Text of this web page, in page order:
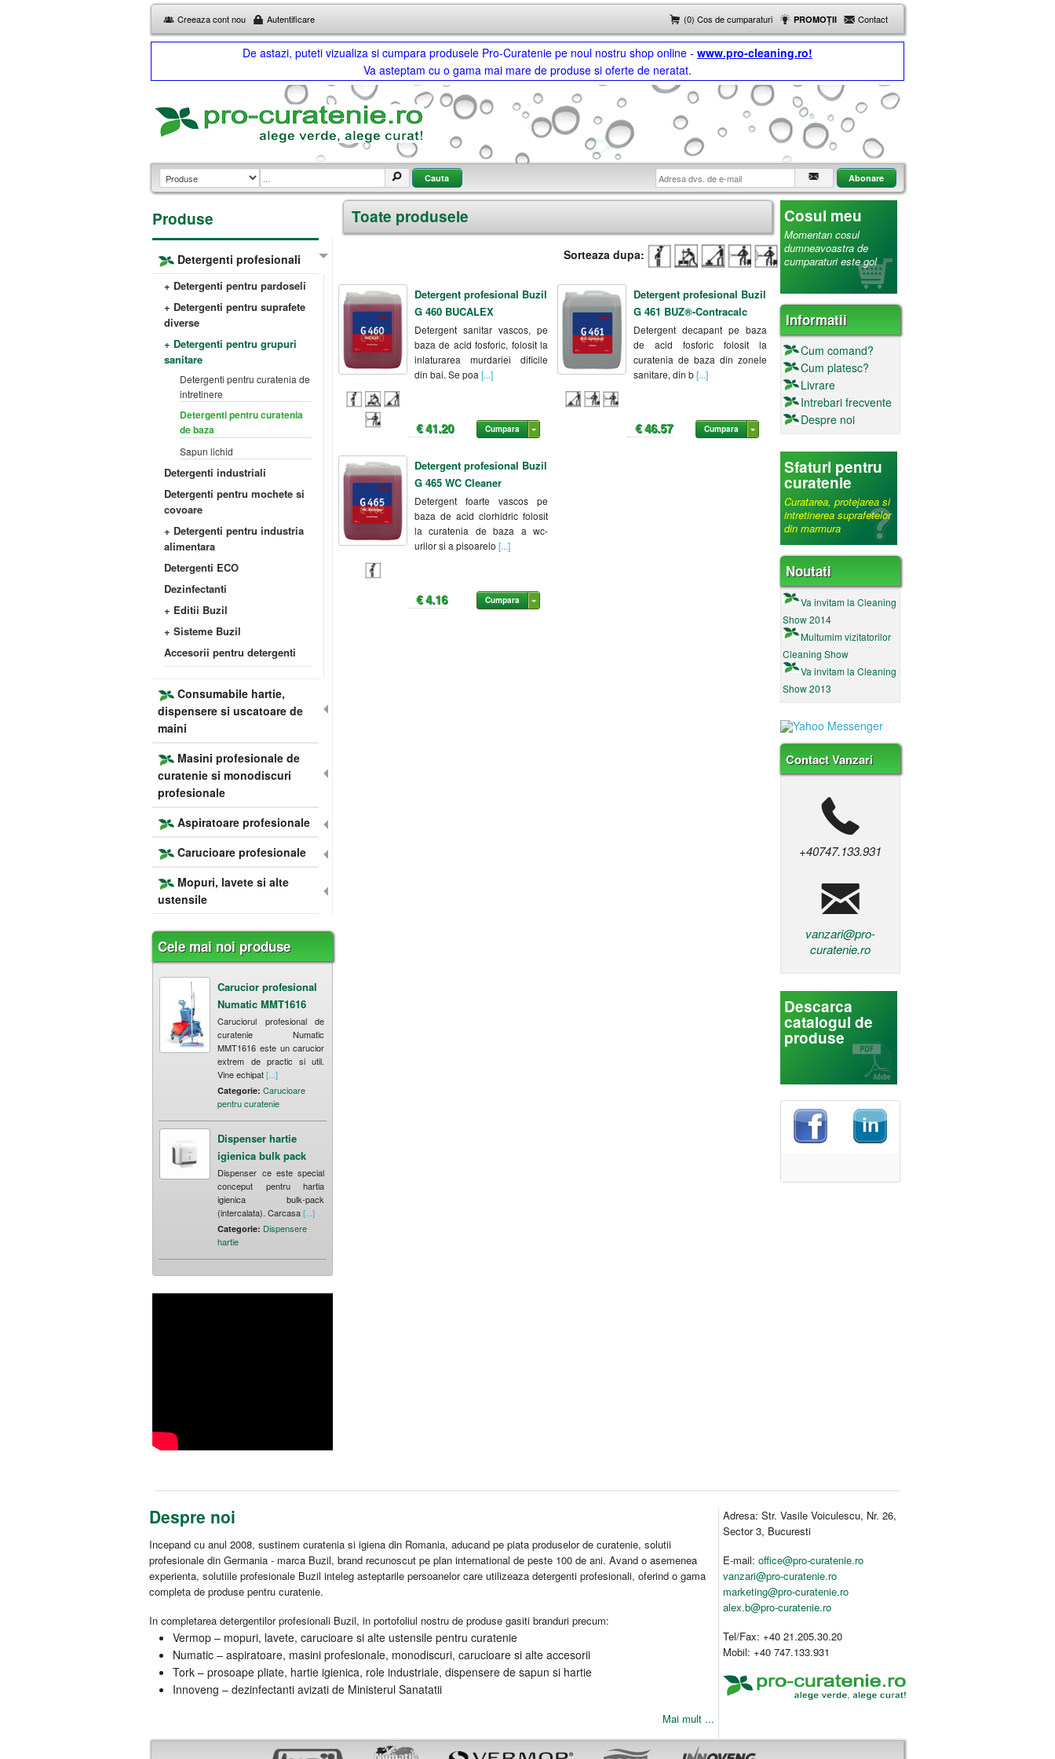
Creeaza cont nou Autentificare (0) Cos de cumparaturi PROMOȚII Contact
De astazi, puteti vizualiza si cumpara produsele Pro-Curatenie pe noul nostru shop online - www.pro-cleaning.ro!
Va asteptam cu o gama mai mare de produse si oferte de neratat.
Toate produsele
Sorteaza dupa:
Detergent profesional Buzil
G 460 BUCALEX
Detergent sanitar vascos, pe
baza de acid fosforic, folosit la
inlaturarea murdariei dificile
din bai. Se poa [...]
€ 41.20 Cumpara
Detergent profesional Buzil
G 461 BUZ®-Contracalc
Detergent decapant pe baza
de acid fosforic folosit la
curatenia de baza din zonele
sanitare, din b[...]
€ 46.57 Cumpara
Detergent profesional Buzil
G 465 WC Cleaner
Detergent foarte vascos pe
baza de acid clorhidric folosit
la curatenia de baza a wc-
urilor si a pisoarelo [...]
€ 4.16 Cumpara
Produse
Detergenti profesionali
+ Detergenti pentru pardoseli
+ Detergenti pentru suprafete
diverse
+ Detergenti pentru grupuri
sanitare
Detergenti pentru curatenia de
intretinere
Detergenti pentru curatenia
de baza
Sapun lichid
Detergenti industriali
Detergenti pentru mochete si
covoare
+ Detergenti pentru industria
alimentara
Detergenti ECO
Dezinfectanti
+ Editii Buzil
+ Sisteme Buzil
Accesorii pentru detergenti
Consumabile hartie,
dispensere si uscatoare de
maini
Masini profesionale de
curatenie si monodiscuri
profesionale
Aspiratoare profesionale
Carucioare profesionale
Mopuri, lavete si alte
ustensile
Cele mai noi produse
Carucior profesional
Numatic MMT1616
Caruciorul profesional de
curatenie Numatic
MMT1616 este un carucior
extrem de practic si util.
Vine echipat[...]
Categorie: Carucioare
pentru curatenie
Dispenser hartie
igienica bulk pack
Dispenser ce este special
conceput pentru hartia
igienica bulk-pack
(intercalata). Carcasa[...]
Categorie: Dispensere
hartie
Cosul meu
Momentan cosul
dumneavoastra de
cumparaturi este gol
Informatii
Cum comand?
Cum platesc?
Livrare
Intrebari frecvente
Despre noi
Sfaturi pentru
curatenie
Curatarea, protejarea si
intretinerea suprafetelor
din marmura
Noutati
Va invitam la Cleaning
Show 2014
Multumim vizitatorilor
Cleaning Show
Va invitam la Cleaning
Show 2013
Contact Vanzari
+40747.133.931
vanzari@pro-
curatenie.ro
Descarca
catalogul de
produse
Despre noi
Incepand cu anul 2008, sustinem curatenia si igiena din Romania, aducand pe piata produselor de curatenie, solutii
profesionale din Germania - marca Buzil, brand recunoscut pe plan international de peste 100 de ani. Avand o asemenea
experienta, solutiile profesionale Buzil inteleg asteptarile persoanelor care utilizeaza detergenti profesionali, oferind o gama
completa de produse pentru curatenie.
In completarea detergentilor profesionali Buzil, in portofoliul nostru de produse gasiti branduri precum:
Vermop – mopuri, lavete, carucioare si alte ustensile pentru curatenie
Numatic – aspiratoare, masini profesionale, monodiscuri, carucioare si alte accesorii
Tork – prosoape pliate, hartie igienica, role industriale, dispensere de sapun si hartie
Innoveng – dezinfectanti avizati de Ministerul Sanatatii
Mai mult ...
Adresa: Str. Vasile Voiculescu, Nr. 26,
Sector 3, Bucuresti
E-mail: office@pro-curatenie.ro
vanzari@pro-curatenie.ro
marketing@pro-curatenie.ro
alex.b@pro-curatenie.ro
Tel/Fax: +40 21.205.30.20
Mobil: +40 747.133.931